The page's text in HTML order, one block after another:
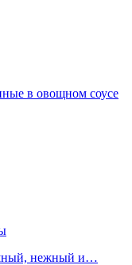
в овощном соусе
нежный и…